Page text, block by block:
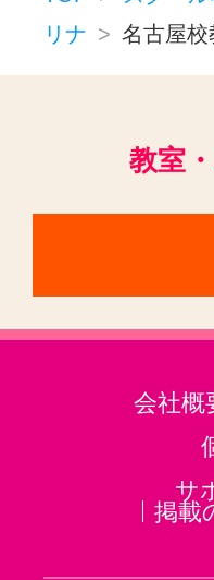
リナ
名古屋校
教室
会社概
サ
掲載